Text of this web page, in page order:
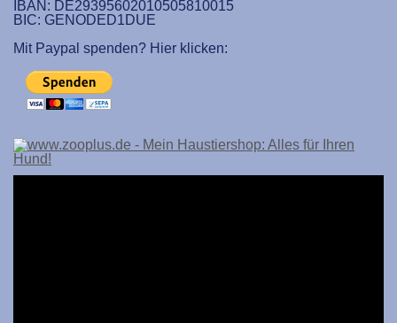
IBAN: DE29395602010505810015
BIC: GENODED1DUE
Mit Paypal spenden? Hier klicken: